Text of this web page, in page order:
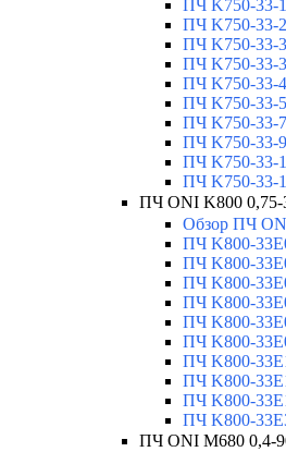
ПЧ K750-33-
ПЧ K750-33-
ПЧ K750-33-
ПЧ K750-33-
ПЧ K750-33-
ПЧ K750-33-
ПЧ K750-33-
ПЧ K750-33-
ПЧ K750-33-
ПЧ K750-33-
ПЧ ONI K800 0,75-
Обзор ПЧ
ПЧ K800-
ПЧ K800-
ПЧ K800-
ПЧ K800-
ПЧ K800-
ПЧ K800-
ПЧ K800-
ПЧ K800-
ПЧ K800-
ПЧ K800-
ПЧ ONI M680 0,4-